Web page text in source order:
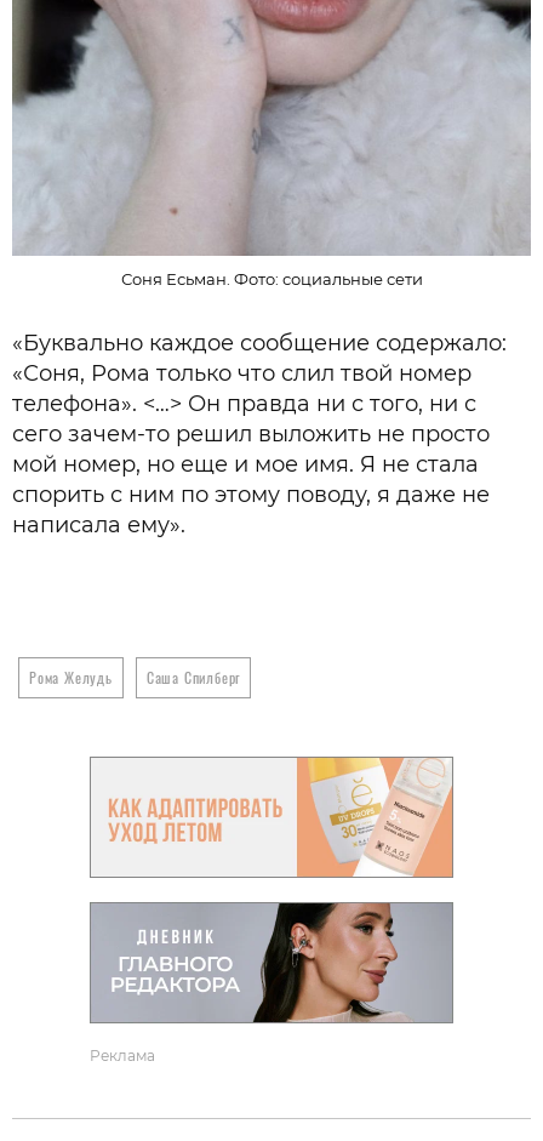
Соня Есьман. Фото: социальные сети
«Буквально каждое сообщение содержало:
«Соня, Рома только что слил твой номер
телефона». <…> Он правда ни с того, ни с
сего зачем-то решил выложить не просто
мой номер, но еще и мое имя. Я не стала
спорить с ним по этому поводу, я даже не
написала ему».
Рома Желудь Саша Спилберг
Реклама